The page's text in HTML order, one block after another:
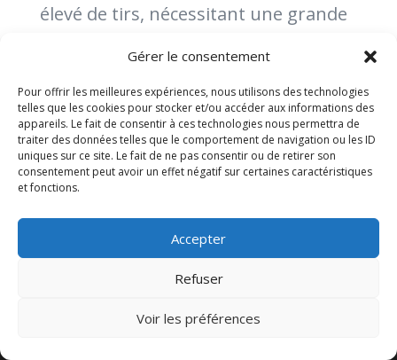
Gérer le consentement
Pour offrir les meilleures expériences, nous utilisons des technologies
telles que les cookies pour stocker et/ou accéder aux informations des
appareils. Le fait de consentir à ces technologies nous permettra de
traiter des données telles que le comportement de navigation ou les ID
uniques sur ce site. Le fait de ne pas consentir ou de retirer son
consentement peut avoir un effet négatif sur certaines caractéristiques
et fonctions.
Accepter
Refuser
Voir les préférences
élevé de tirs, nécessitant une grande
stabilité, contrôle de la respiration, et
Mentions légales